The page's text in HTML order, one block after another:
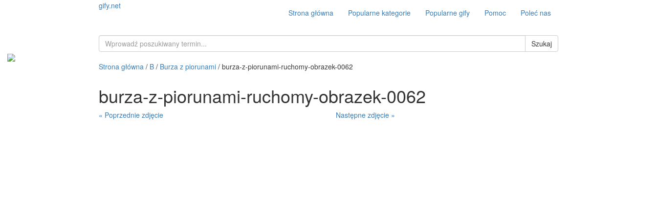
gify.net
Strona główna Popularne kategorie Popularne gify Pomoc Poleć nas
Szukaj
Strona główna / B / Burza z piorunami / burza-z-piorunami-ruchomy-obrazek-0062
burza-z-piorunami-ruchomy-obrazek-0062
« Poprzednie zdjęcie Następne zdjęcie »